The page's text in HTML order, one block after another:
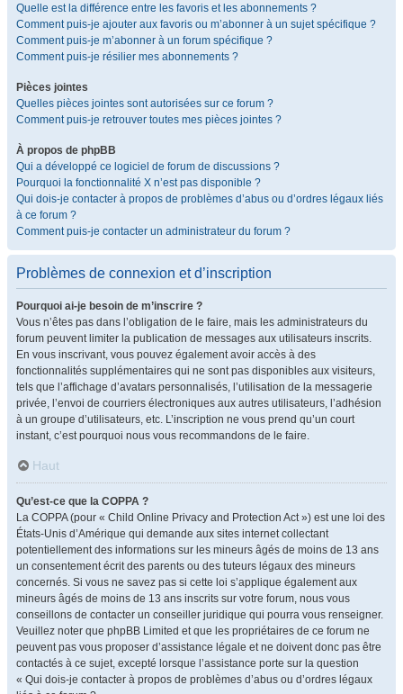
Quelle est la différence entre les favoris et les abonnements ?
Comment puis-je ajouter aux favoris ou m’abonner à un sujet spécifique ?
Comment puis-je m’abonner à un forum spécifique ?
Comment puis-je résilier mes abonnements ?
Pièces jointes
Quelles pièces jointes sont autorisées sur ce forum ?
Comment puis-je retrouver toutes mes pièces jointes ?
À propos de phpBB
Qui a développé ce logiciel de forum de discussions ?
Pourquoi la fonctionnalité X n’est pas disponible ?
Qui dois-je contacter à propos de problèmes d’abus ou d’ordres légaux liés
à ce forum ?
Comment puis-je contacter un administrateur du forum ?
Problèmes de connexion et d’inscription
Pourquoi ai-je besoin de m’inscrire ?
Vous n’êtes pas dans l’obligation de le faire, mais les administrateurs du
forum peuvent limiter la publication de messages aux utilisateurs inscrits.
En vous inscrivant, vous pouvez également avoir accès à des
fonctionnalités supplémentaires qui ne sont pas disponibles aux visiteurs,
tels que l’affichage d’avatars personnalisés, l’utilisation de la messagerie
privée, l’envoi de courriers électroniques aux autres utilisateurs, l’adhésion
à un groupe d’utilisateurs, etc. L’inscription ne vous prend qu’un court
instant, c’est pourquoi nous vous recommandons de le faire.
Haut
Qu’est-ce que la COPPA ?
La COPPA (pour « Child Online Privacy and Protection Act ») est une loi des
États-Unis d’Amérique qui demande aux sites internet collectant
potentiellement des informations sur les mineurs âgés de moins de 13 ans
un consentement écrit des parents ou des tuteurs légaux des mineurs
concernés. Si vous ne savez pas si cette loi s’applique également aux
mineurs âgés de moins de 13 ans inscrits sur votre forum, nous vous
conseillons de contacter un conseiller juridique qui pourra vous renseigner.
Veuillez noter que phpBB Limited et que les propriétaires de ce forum ne
peuvent pas vous proposer d’assistance légale et ne doivent donc pas être
contactés à ce sujet, excepté lorsque l’assistance porte sur la question
« Qui dois-je contacter à propos de problèmes d’abus ou d’ordres légaux